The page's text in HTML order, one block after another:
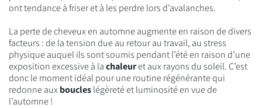
ont tendance à friser et à les perdre lors d’avalanches.
La perte de cheveux en automne augmente en raison de divers
facteurs : de la tension due au retour au travail, au stress
physique auquel ils sont soumis pendant l’été en raison d’une
exposition excessive à lachaleuret aux rayons du soleil. C’est
donc le moment idéal pour une routine régénérante qui
redonne auxboucleslégèreté et luminosité en vue de
l’automne !